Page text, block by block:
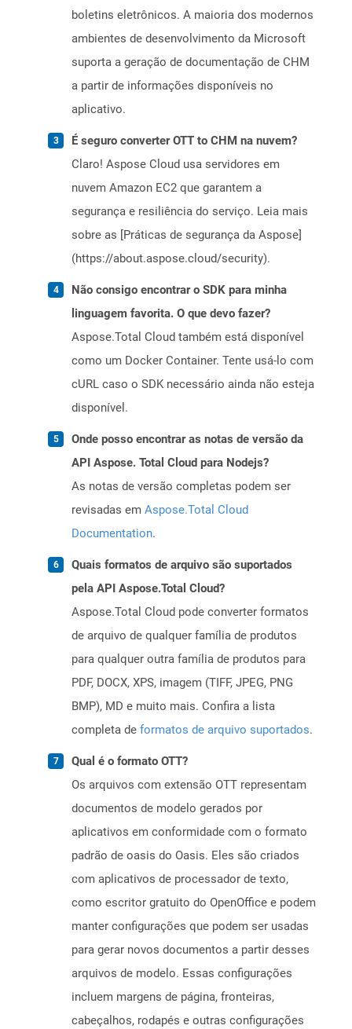
boletins eletrônicos. A maioria dos modernos
ambientes de desenvolvimento da Microsoft
suporta a geração de documentação de CHM
a partir de informações disponíveis no
aplicativo.
É seguro converter OTT to CHM na nuvem?
Claro! Aspose Cloud usa servidores em
nuvem Amazon EC2 que garantem a
segurança e resiliência do serviço. Leia mais
sobre as [Práticas de segurança da Aspose]
(https://about.aspose.cloud/security).
Não consigo encontrar o SDK para minha
linguagem favorita. O que devo fazer?
Aspose.Total Cloud também está disponível
como um Docker Container. Tente usá-lo com
cURL caso o SDK necessário ainda não esteja
disponível.
Onde posso encontrar as notas de versão da
API Aspose. Total Cloud para Nodejs?
As notas de versão completas podem ser
revisadas em Aspose.Total Cloud
Documentation.
Quais formatos de arquivo são suportados
pela API Aspose.Total Cloud?
Aspose.Total Cloud pode converter formatos
de arquivo de qualquer família de produtos
para qualquer outra família de produtos para
PDF, DOCX, XPS, imagem (TIFF, JPEG, PNG
BMP), MD e muito mais. Confira a lista
completa de formatos de arquivo suportados.
Qual é o formato OTT?
Os arquivos com extensão OTT representam
documentos de modelo gerados por
aplicativos em conformidade com o formato
padrão de oasis do Oasis. Eles são criados
com aplicativos de processador de texto,
como escritor gratuito do OpenOffice e podem
manter configurações que podem ser usadas
para gerar novos documentos a partir desses
arquivos de modelo. Essas configurações
incluem margens de página, fronteiras,
cabeçalhos, rodapés e outras configurações